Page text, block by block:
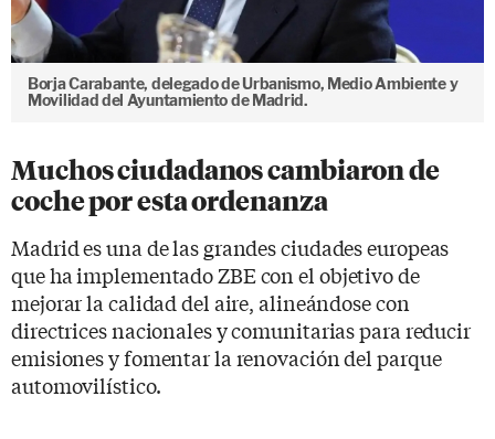
Borja Carabante, delegado de Urbanismo, Medio Ambiente y
Movilidad del Ayuntamiento de Madrid.
Muchos ciudadanos cambiaron de
coche por esta ordenanza
Madrid es una de las grandes ciudades europeas
que ha implementado ZBE con el objetivo de
mejorar la calidad del aire, alineándose con
directrices nacionales y comunitarias para reducir
emisiones y fomentar la renovación del parque
automovilístico.